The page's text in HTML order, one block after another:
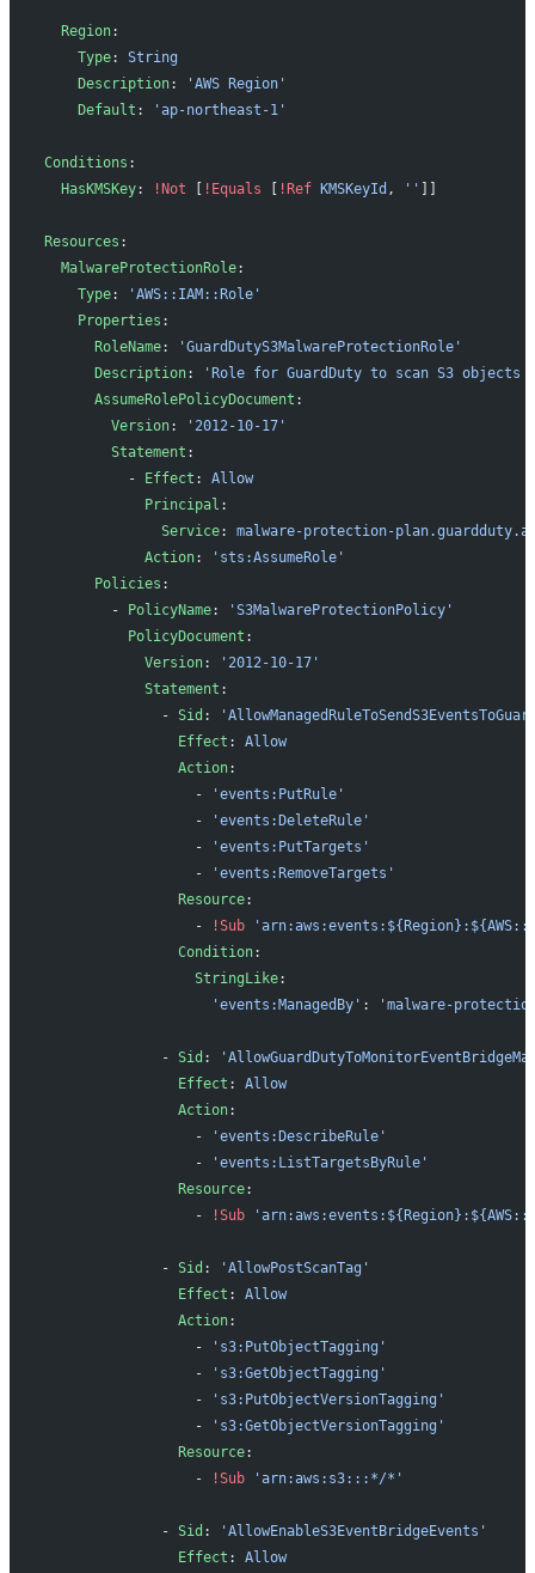
  Region
:
    Type
: String
    Description
:
'AWS Region'
    Default
: 'ap-northeast-1'
Conditions :
  HasKMSKey
: !Not [ !Equals [ !Ref KMSKeyId , '' ]]
Resources :
  MalwareProtectionRole
:
    Type
:
'AWS::IAM::Role'
    Properties
:
      RoleName
:
'GuardDutyS3MalwareProtectionRole'
      Description
:
'Role for GuardDuty to scan S3 objects
      AssumeRolePolicyDocument
:
        Version
:
'2012-10-17'
        Statement
:
          -
Effect : Allow
            Principal
:
              Service
: malware-protection-
            Action
:
'sts:AssumeRole'
      Policies
:
        -
PolicyName:
'S3MalwareProtectionPolicy'
          PolicyDocument
:
            Version
:
'2012-10-17'
            Statement
:
              -
Sid :
                Effect
: Allow
                Action
:
                  -
'events:PutRule'
                  -
'events:DeleteRule'
                  -
'events:PutTargets'
                  -
'events:RemoveTargets'
                Resource
:
                  -
!Sub
                Condition
:
                  StringLike
:
                    'events:ManagedBy'
: 'malware-
              -
Sid :
                Effect
: Allow
                Action
:
                  -
'events:DescribeRule'
                  -
'events:ListTargetsByRule'
                Resource
:
                  -
!Sub
              -
Sid :
'AllowPostScanTag'
                Effect
: Allow
                Action
:
                  -
's3:PutObjectTagging'
                  -
's3:GetObjectTagging'
                  -
's3:PutObjectVersionTagging'
                  -
's3:GetObjectVersionTagging'
                Resource
:
                  -
!Sub 'arn:aws:s3:::*/*'
              -
Sid :
'AllowEnableS3EventBridgeEvents'
                Effect
: Allow